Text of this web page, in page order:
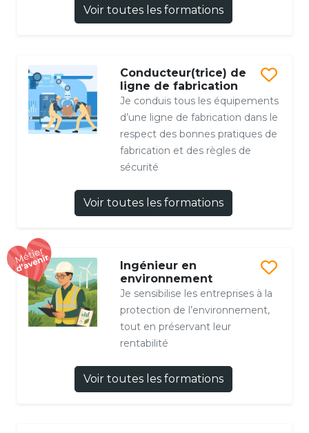
Voir toutes les formations
Conducteur(trice) de
ligne de fabrication
Je conduis tous les équipements
d’une ligne de fabrication dans le
respect des bonnes pratiques de
fabrication et des règles de
sécurité
Voir toutes les formations
Ingénieur en
environnement
Je sensibilise les entreprises à la
protection de l’environnement,
tout en préservant leur
rentabilité
Voir toutes les formations